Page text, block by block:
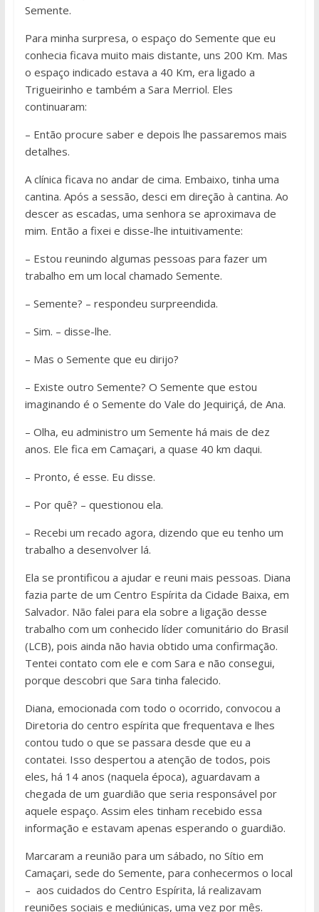
Semente.
Para minha surpresa, o espaço do Semente que eu
conhecia ficava muito mais distante, uns 200 Km. Mas
o espaço indicado estava a 40 Km, era ligado a
Trigueirinho e também a Sara Merriol. Eles
continuaram:
– Então procure saber e depois lhe passaremos mais
detalhes.
A clínica ficava no andar de cima. Embaixo, tinha uma
cantina. Após a sessão, desci em direção à cantina. Ao
descer as escadas, uma senhora se aproximava de
mim. Então a fixei e disse-lhe intuitivamente:
– Estou reunindo algumas pessoas para fazer um
trabalho em um local chamado Semente.
– Semente? – respondeu surpreendida.
– Sim. – disse-lhe.
– Mas o Semente que eu dirijo?
– Existe outro Semente? O Semente que estou
imaginando é o Semente do Vale do Jequiriçá, de Ana.
– Olha, eu administro um Semente há mais de dez
anos. Ele fica em Camaçari, a quase 40 km daqui.
– Pronto, é esse. Eu disse.
– Por quê? – questionou ela.
– Recebi um recado agora, dizendo que eu tenho um
trabalho a desenvolver lá.
Ela se prontificou a ajudar e reuni mais pessoas. Diana
fazia parte de um Centro Espírita da Cidade Baixa, em
Salvador. Não falei para ela sobre a ligação desse
trabalho com um conhecido líder comunitário do Brasil
(LCB), pois ainda não havia obtido uma confirmação.
Tentei contato com ele e com Sara e não consegui,
porque descobri que Sara tinha falecido.
Diana, emocionada com todo o ocorrido, convocou a
Diretoria do centro espírita que frequentava e lhes
contou tudo o que se passara desde que eu a
contatei. Isso despertou a atenção de todos, pois
eles, há 14 anos (naquela época), aguardavam a
chegada de um guardião que seria responsável por
aquele espaço. Assim eles tinham recebido essa
informação e estavam apenas esperando o guardião.
Marcaram a reunião para um sábado, no Sítio em
Camaçari, sede do Semente, para conhecermos o local
– aos cuidados do Centro Espírita, lá realizavam
reuniões sociais e mediúnicas, uma vez por mês.